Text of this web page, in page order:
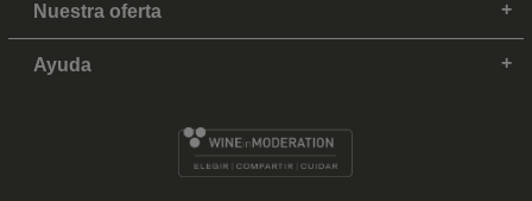
Nuestra oferta
Ayuda